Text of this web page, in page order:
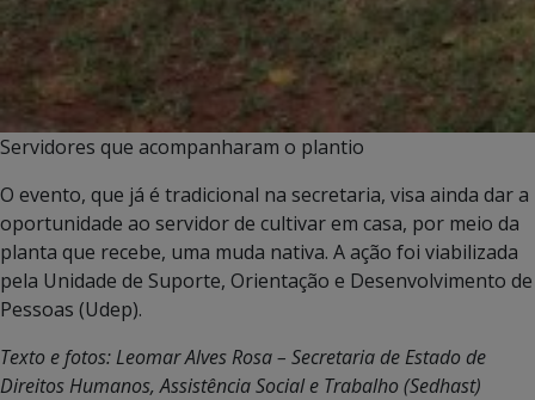
Servidores que acompanharam o plantio
O evento, que já é tradicional na secretaria, visa ainda dar a
oportunidade ao servidor de cultivar em casa, por meio da
planta que recebe, uma muda nativa. A ação foi viabilizada
pela Unidade de Suporte, Orientação e Desenvolvimento de
Pessoas (Udep).
Texto e fotos: Leomar Alves Rosa – Secretaria de Estado de
Direitos Humanos, Assistência Social e Trabalho (Sedhast)